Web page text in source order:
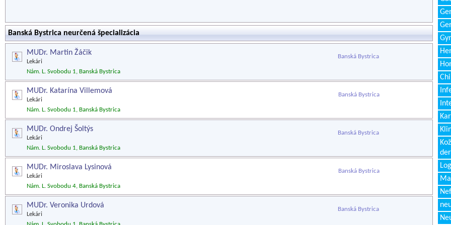
Banská Bystrica neurčená špecializácia
MUDr. Martin Žáčik
Lekári
Banská Bystrica
Nám. L. Svobodu 1, Banská Bystrica
MUDr. Katarína Villemová
Lekári
Banská Bystrica
Nám. L. Svobodu 1, Banská Bystrica
MUDr. Ondrej Šoltýs
Lekári
Banská Bystrica
Nám. L. Svobodu 1, Banská Bystrica
MUDr. Miroslava Lysinová
Lekári
Banská Bystrica
Nám. L. Svobodu 4, Banská Bystrica
MUDr. Veronika Urdová
Lekári
Banská Bystrica